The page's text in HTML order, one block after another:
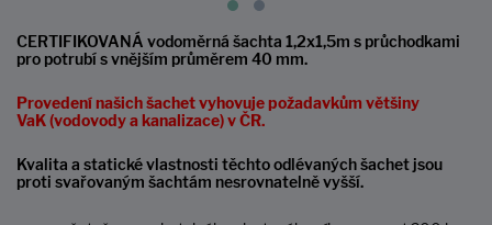
CERTIFIKOVANÁ vodoměrná šachta 1,2x1,5m s průchodkami
pro potrubí s vnějším průměrem 40 mm.
Provedení našich šachet vyhovuje požadavkům většiny
VaK (vodovody a kanalizace)v ČR.
Kvalita a statické vlastnosti těchto odlévaných šachet jsou
proti svařovaným šachtám nesrovnatelně vyšší.